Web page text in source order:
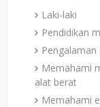
Laki-laki
Pendidikan
Memahami
alat berat
Memahami